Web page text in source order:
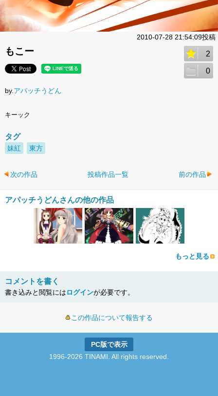
2010-07-28 21:54:09投稿
もこー 2
0
by. アパッチうどん
キーック
タグ
妹紅 東方
次の作品 投稿作品一覧 前の作品
アパッチうどんさんの他の作品
もっと見る
コメントを書く
書き込みと閲覧にはログインが必要です。
この作品について報告する
PC版で表示
1996-2026 TINAMI. All rights reserved.